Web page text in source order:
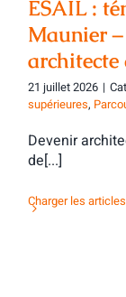
ESAIL :
Maunier
architecte
21 juillet 2026 |
supérieures,
Devenir
de[...]
Charger les